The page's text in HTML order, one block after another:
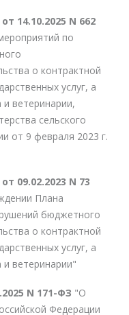
14.10.2025 N 662
по
о контрактной
услуг, а
ветеринарии,
сельского
от 9 февраля 2023 г.
09.02.2023 N 73
Плана
бюджетного
о контрактной
услуг, а
ветеринарии"
N 171-ФЗ "О
Федерации